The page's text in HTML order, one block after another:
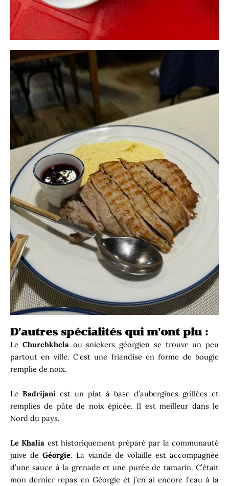
D'autres spécialités qui m'ont plu :
Le Churchkhela ou snickers géorgien se trouve un peu
partout en ville. C’est une friandise en forme de bougie
remplie de noix.
Le Badrijani est un plat à base d’aubergines grillées et
remplies de pâte de noix épicée. Il est meilleur dans le
Nord du pays.
Le Khalia est historiquement préparé par la communauté
juive deGéorgie. La viande de volaille est accompagnée
d’une sauce à la grenade et une purée de tamarin. C’était
mon dernier repas en Géorgie et j’en ai encore l’eau à la